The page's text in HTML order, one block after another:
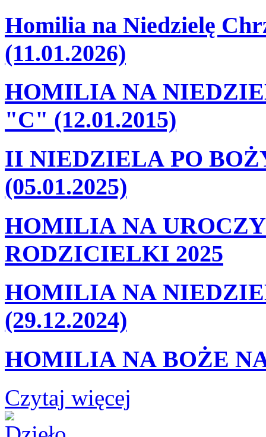
Homilia na Niedzielę
(11.01.2026)
HOMILIA NA
"C" (12.01.2015)
II NIEDZIELA PO
(05.01.2025)
HOMILIA NA
RODZICIELKI 2025
HOMILIA NA
(29.12.2024)
HOMILIA NA BOŻE
Czytaj więcej